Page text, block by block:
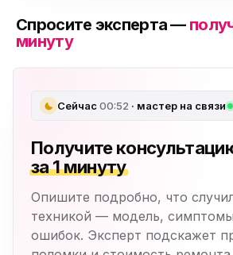
Спросите эксперта —
минуту
Сейчас00:52 · мастер на связи
Получите
за 1 минуту
Опишите подробно, что
техникой — модель,
ошибок. Эксперт подскажет